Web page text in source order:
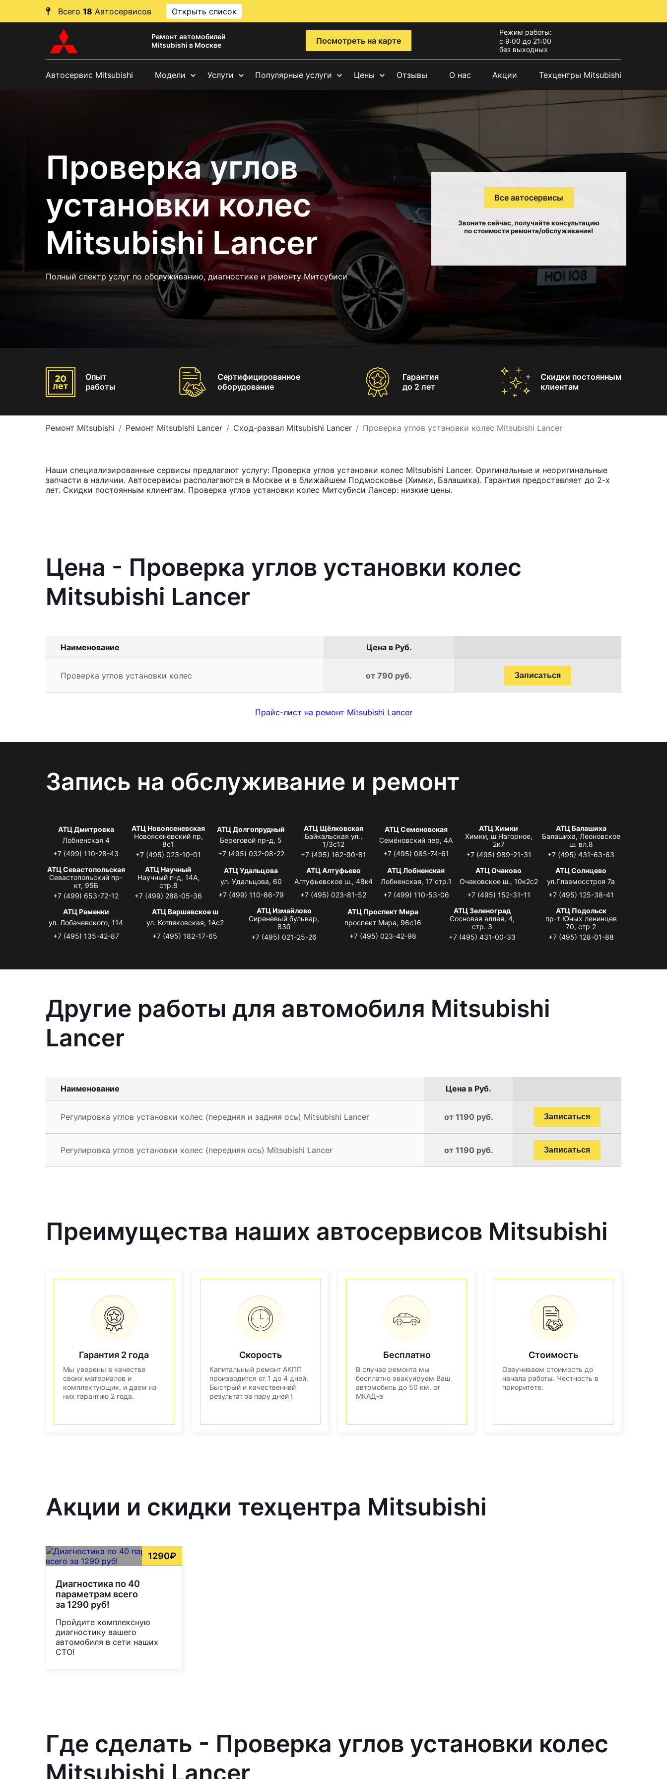
Всего 18 Автосервисов Открыть список
Ремонт автомобилей
Mitsubishi в Москве
Посмотреть на карте
Режим работы:
с 9:00 до 21:00
без выходных
Автосервис Mitsubishi Модели Услуги Популярные услуги Цены Отзывы О нас Акции Техцентры Mitsubishi
Проверка углов
установки колес
Mitsubishi Lancer
Полный спектр услуг по обслуживанию, диагностике и ремонту Митсубиси
Все автосервисы
Звоните сейчас, получайте консультацию
по стоимости ремонта/обслуживания!
Опыт
работы
Сертифицированное
оборудование
Гарантия
до 2 лет
Скидки постоянным
клиентам
Ремонт Mitsubishi Ремонт Mitsubishi Lancer Сход-развал Mitsubishi Lancer Проверка углов установки колес Mitsubishi Lancer
Наши специализированные сервисы предлагают услугу: Проверка углов установки колес Mitsubishi Lancer. Оригинальные и неоригинальные
запчасти в наличии. Автосервисы располагаются в Москве и в ближайшем Подмосковье (Химки, Балашиха). Гарантия предоставляет до 2-х
лет. Скидки постоянным клиентам. Проверка углов установки колес Митсубиси Лансер: низкие цены.
Цена - Проверка углов установки колес
Mitsubishi Lancer
Наименование Цена в Руб.
Проверка углов установки колес от 790 руб. Записаться
Прайс-лист на ремонт Mitsubishi Lancer
Запись на обслуживание и ремонт
АТЦ Дмитровка
Лобненская 4
+7 (499) 110-28-43
АТЦ Новоясеневская
Новоясеневский пр,
8с1
+7 (495) 023-10-01
АТЦ Долгопрудный
Береговой пр-д, 5
+7 (495) 032-08-22
АТЦ Щёлковская
Байкальская ул.,
1/3с12
+7 (495) 162-90-81
АТЦ Семеновская
Семёновский пер, 4А
+7 (495) 085-74-61
АТЦ Химки
Химки, ш Нагорное,
2к7
+7 (495) 989-21-31
АТЦ Балашиха
Балашиха, Леоновское
ш. вл.8
+7 (495) 431-63-63
АТЦ Севастопольская
Севастопольский пр-
кт, 95Б
+7 (499) 653-72-12
АТЦ Научный
Научный п-д, 14А,
стр.8
+7 (499) 288-05-36
АТЦ Удальцова
ул. Удальцова, 60
+7 (499) 110-86-79
АТЦ Алтуфьево
Алтуфьевское ш., 48к4
+7 (495) 023-81-52
АТЦ Лобненская
Лобненская, 17 стр.1
+7 (499) 110-53-06
АТЦ Очаково
Очаковское ш., 10к2с2
+7 (495) 152-31-11
АТЦ Солнцево
ул.Главмосстроя 7а
+7 (495) 125-38-41
АТЦ Раменки
ул. Лобачевского, 114
+7 (495) 135-42-87
АТЦ Варшавское ш
ул. Котляковская, 1Ас2
+7 (495) 182-17-65
АТЦ Измайлово
Сиреневый бульвар,
83б
+7 (495) 021-25-26
АТЦ Проспект Мира
проспект Мира, 96с16
+7 (495) 023-42-98
АТЦ Зеленоград
Сосновая аллея, 4,
стр. 3
+7 (495) 431-00-33
АТЦ Подольск
пр-т Юных ленинцев
70, стр 2
+7 (495) 128-01-88
Другие работы для автомобиля Mitsubishi
Lancer
Наименование Цена в Руб.
Регулировка углов установки колес (передняя и задняя ось) Mitsubishi Lancer от 1190 руб. Записаться
Регулировка углов установки колес (передняя ось) Mitsubishi Lancer от 1190 руб. Записаться
Преимущества наших автосервисов Mitsubishi
Гарантия 2 года
Мы уверены в качестве
своих материалов и
комплектующих, и даем на
них гарантию 2 года.
Скорость
Капитальный ремонт АКПП
производится от 1 до 4 дней.
Быстрый и качественнвй
результат за пару дней !
Бесплатно
В случае ремонта мы
бесплатно эвакуируем Ваш
автомобиль до 50 км. от
МКАД-а
Стоимость
Озвучиваем стоимость до
начала работы. Честность в
приоритете.
Акции и скидки техцентра Mitsubishi
1290₽
Диагностика по 40
параметрам всего
за 1290 руб!
Пройдите комплексную
диагностику вашего
автомобиля в сети наших
СТО!
Где сделать - Проверка углов установки колес
Mitsubishi Lancer